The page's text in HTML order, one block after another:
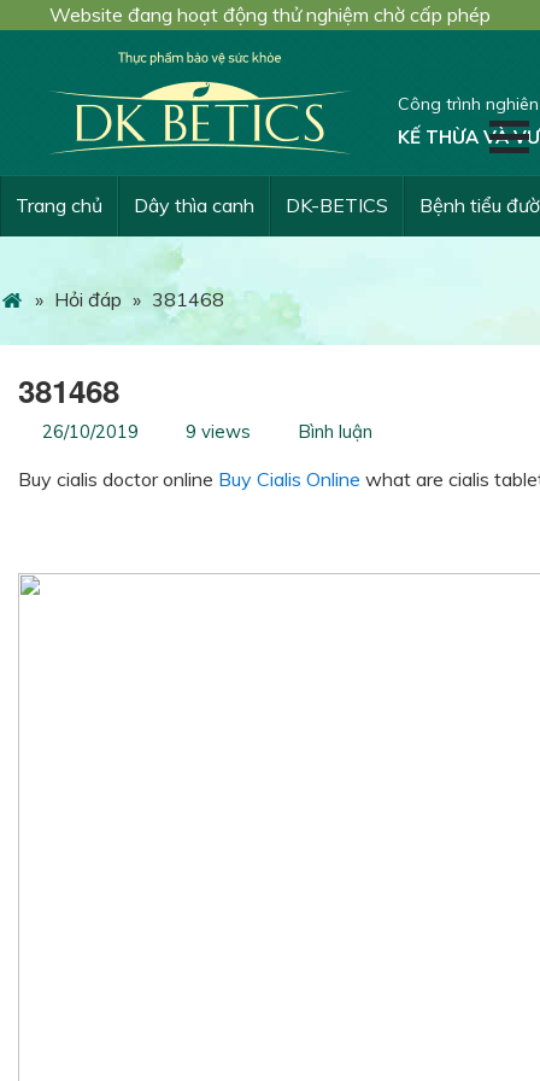
Website đang hoạt động thử nghiệm chờ cấp phép
Công trình
KẾ THỪA VÀ
Trang chủ Dây thìa canh DK-BETICS Bệnh tiểu
» Hỏi đáp » 381468
381468
26/10/2019 9 views Bình luận
Buy cialis doctor online Buy Cialis Online what are cialis